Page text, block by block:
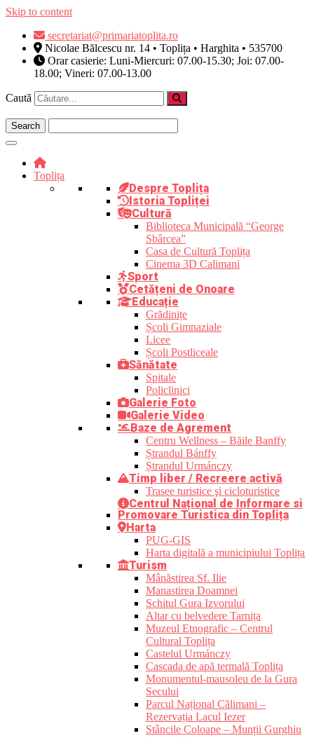
Skip to content
secretariat@primariatoplita.ro
Nicolae Bălcescu nr. 14 • Toplița • Harghita • 535700
Orar casierie: Luni-Miercuri: 07.00-15.30; Joi: 07.00-
18.00; Vineri: 07.00-13.00
Caută
Toplița
Despre Toplița
Istoria Topliței
Cultură
Biblioteca Municipală “George
Sbârcea”
Casa de Cultură Toplița
Cinema 3D Calimani
Sport
Cetățeni de Onoare
Educație
Grădinițe
Școli Gimnaziale
Licee
Școli Postliceale
Sănătate
Spitale
Policlinici
Galerie Foto
Galerie Video
Baze de Agrement
Centru Wellness – Băile Banffy
Ștrandul Bánffy
Ștrandul Urmánczy
Timp liber / Recreere activă
Trasee turistice şi cicloturistice
Centrul Național de Informare si
Promovare Turistica din Toplița
Harta
PUG-GIS
Harta digitală a municipiului Toplița
Turism
Mânăstirea Sf. Ilie
Manastirea Doamnei
Schitul Gura Izvorului
Altar cu belvedere Tarnița
Muzeul Etnografic – Centrul
Cultural Toplița
Castelul Urmánczy
Cascada de apă termală Toplița
Monumentul-mausoleu de la Gura
Secului
Parcul Național Călimani –
Rezervația Lacul Iezer
Stâncile Coloape – Munții Gurghiu